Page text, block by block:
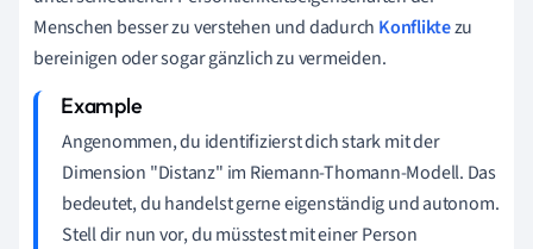
Menschen besser zu verstehen und dadurch Konfliktezu
bereinigen oder sogar gänzlich zu vermeiden.
Angenommen, du identifizierst dich stark mit der
Dimension "Distanz" im Riemann-Thomann-Modell. Das
bedeutet, du handelst gerne eigenständig und autonom.
Stell dir nun vor, du müsstest mit einer Person